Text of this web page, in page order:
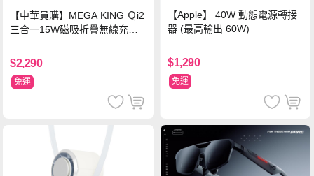
【中華員購】MEGA KING Ｑi2
三合一15W磁吸折疊無線充電
$2,290
免運
【Apple】 40W 動態電源轉接
器 (最高輸出 60W)
$1,290
免運